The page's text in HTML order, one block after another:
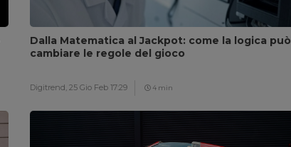
Dalla Matematica al Jackpot: come la logica può
cambiare le regole del gioco
Digitrend, 25 Gio Feb 17:29 4 min